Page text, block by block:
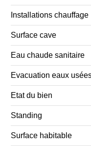
Installations chauffage
Surface cave
Eau chaude sanitaire
Evacuation eaux
Etat du bien
Standing
Surface habitable